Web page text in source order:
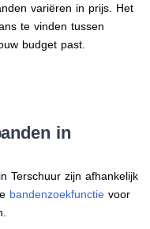
variëren in prijs. Het
te vinden tussen
budget past.
in
Terschuur zijn afhankelijk
bandenzoekfunctievoor